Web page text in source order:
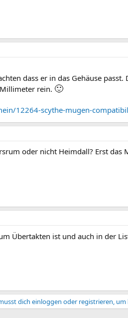
dass er in das Gehäuse passt.
rein. 🙂
12264-scythe-mugen-
oder nicht Heimdall? Erst das
Übertakten ist und auch in der
dich einloggen oder registrieren,